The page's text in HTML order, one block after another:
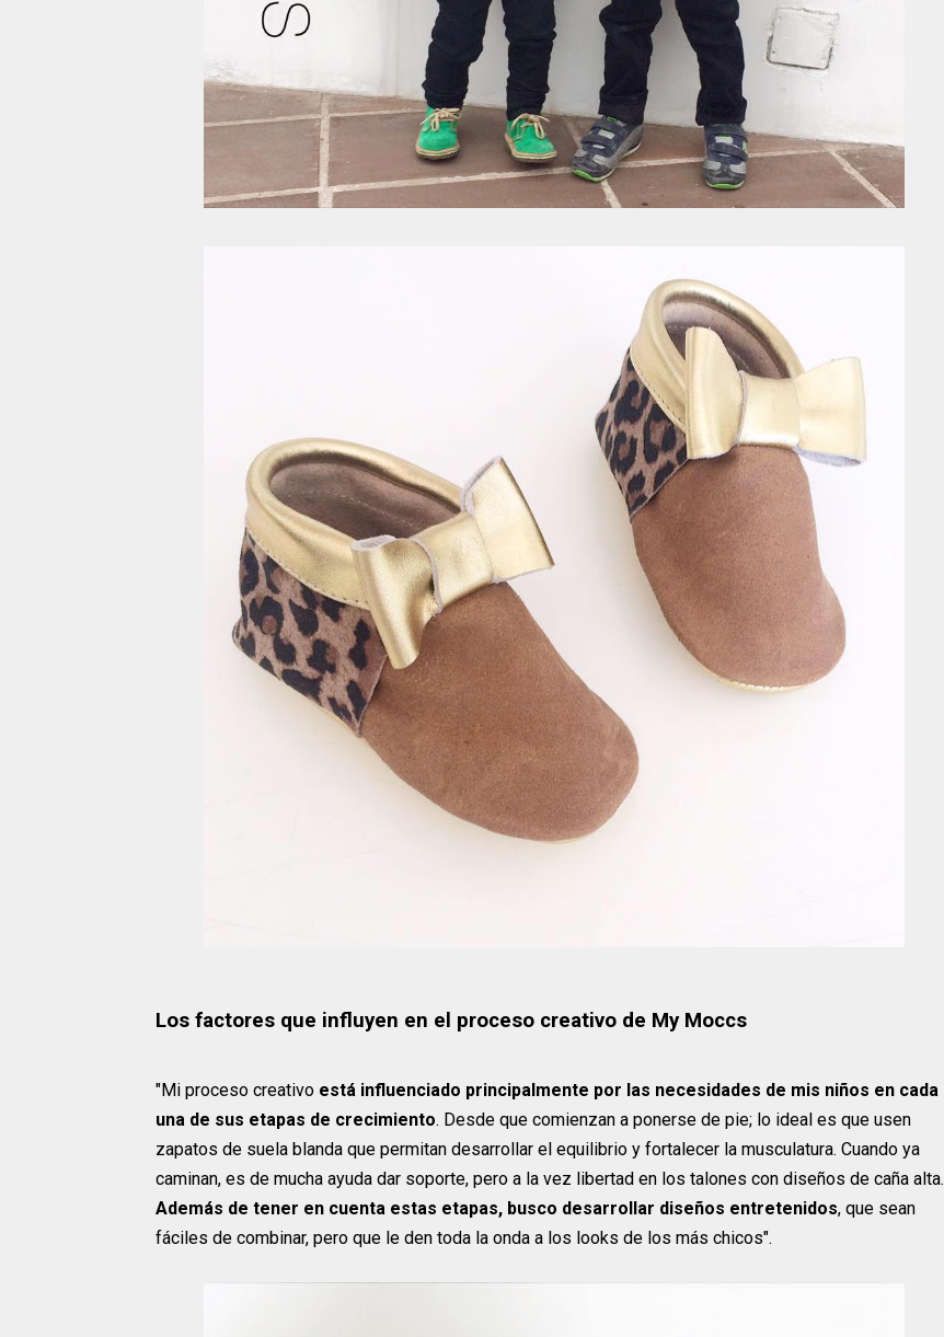
Los factores que influyen en el proceso creativo de My Moccs
"Mi proceso creativo está influenciado principalmente por las necesidades de mis niños en cada
una de sus etapas de crecimiento. Desde que comienzan a ponerse de pie; lo ideal es que usen
zapatos de suela blanda que permitan desarrollar el equilibrio y fortalecer la musculatura. Cuando ya
caminan, es de mucha ayuda dar soporte, pero a la vez libertad en los talones con diseños de caña alta.
Además de tener en cuenta estas etapas, busco desarrollar diseños entretenidos, que sean
fáciles de combinar, pero que le den toda la onda a los looks de los más chicos".